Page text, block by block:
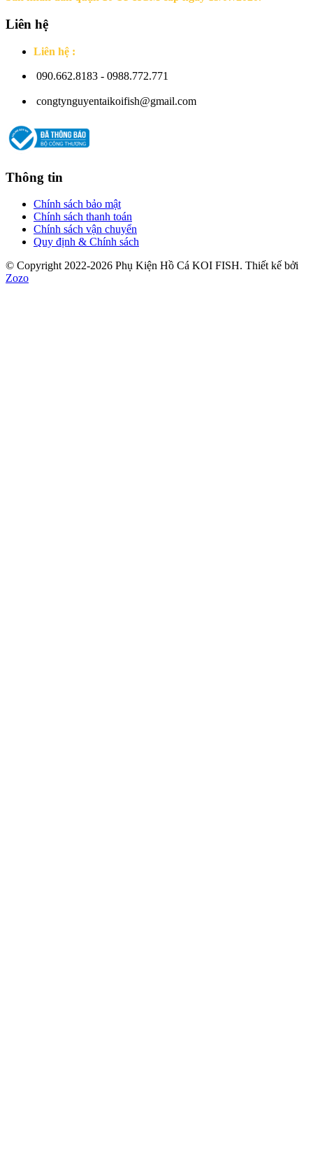
Liên hệ
Liên hệ :
090.662.8183 - 0988.772.771
congtynguyentaikoifish@gmail.com
Thông tin
Chính sách bảo mật
Chính sách thanh toán
Chính sách vận chuyển
Quy định & Chính sách
© Copyright 2022-2026 Phụ Kiện Hồ Cá KOI FISH. Thiết kế bởi
Zozo